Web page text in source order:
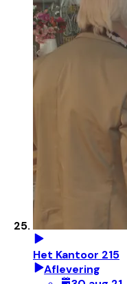
Het Kantoor 215
Aflevering